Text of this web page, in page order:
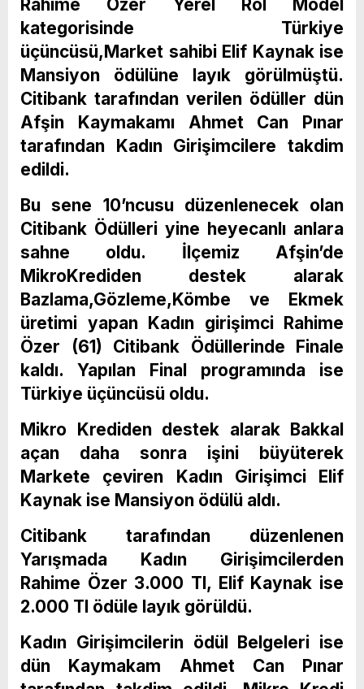
Rahime Özer Yerel Rol Model
kategorisinde Türkiye
üçüncüsü,Market sahibi Elif Kaynak ise
Mansiyon ödülüne layık görülmüştü.
Citibank tarafından verilen ödüller dün
Afşin Kaymakamı Ahmet Can Pınar
tarafından Kadın Girişimcilere takdim
edildi.
Bu sene 10’ncusu düzenlenecek olan
Citibank Ödülleri yine heyecanlı anlara
sahne oldu. İlçemiz Afşin’de
MikroKrediden destek alarak
Bazlama,Gözleme,Kömbe ve Ekmek
üretimi yapan Kadın girişimci Rahime
Özer (61) Citibank Ödüllerinde Finale
kaldı. Yapılan Final programında ise
Türkiye üçüncüsü oldu.
Mikro Krediden destek alarak Bakkal
açan daha sonra işini büyüterek
Markete çeviren Kadın Girişimci Elif
Kaynak ise Mansiyon ödülü aldı.
Citibank tarafından düzenlenen
Yarışmada Kadın Girişimcilerden
Rahime Özer 3.000 Tl, Elif Kaynak ise
2.000 Tl ödüle layık görüldü.
Kadın Girişimcilerin ödül Belgeleri ise
dün Kaymakam Ahmet Can Pınar